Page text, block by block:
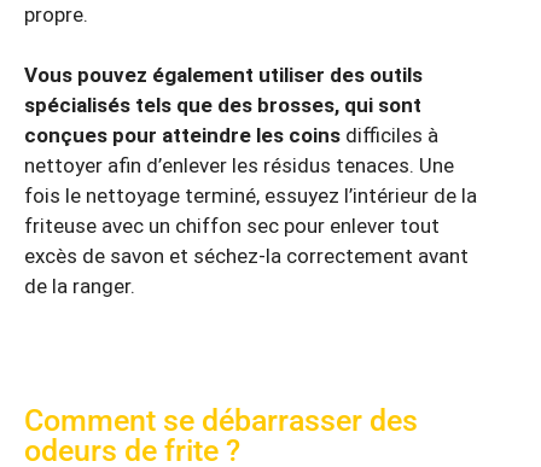
propre.
Vous pouvez également utiliser des outils
spécialisés tels que des brosses, qui sont
conçues pour atteindre les coins difficiles à
nettoyer afin d’enlever les résidus tenaces. Une
fois le nettoyage terminé, essuyez l’intérieur de la
friteuse avec un chiffon sec pour enlever tout
excès de savon et séchez-la correctement avant
de la ranger.
Comment se débarrasser des
odeurs de frite ?